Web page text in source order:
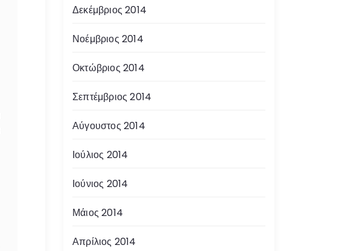
Δεκέμβριος 2014
Νοέμβριος 2014
Οκτώβριος 2014
Σεπτέμβριος 2014
Αύγουστος 2014
Ιούλιος 2014
Ιούνιος 2014
Μάιος 2014
Απρίλιος 2014